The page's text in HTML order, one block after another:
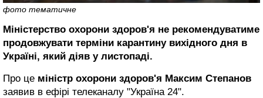
фото тематичне
Міністерство охорони здоров'я не рекомендуватиме
продовжувати терміни карантину вихідного дня в
Україні, який діяв у листопаді.
Про це міністр охорони здоров'я Максим Степанов
заявив в ефірі телеканалу "Україна 24".